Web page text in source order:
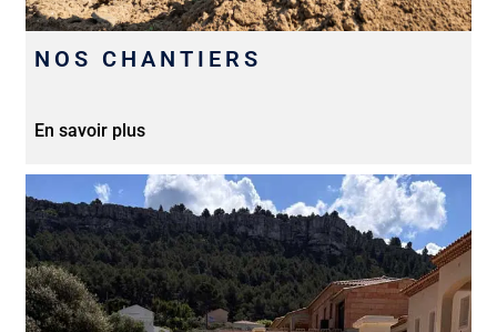
NOS CHANTIERS
En savoir plus